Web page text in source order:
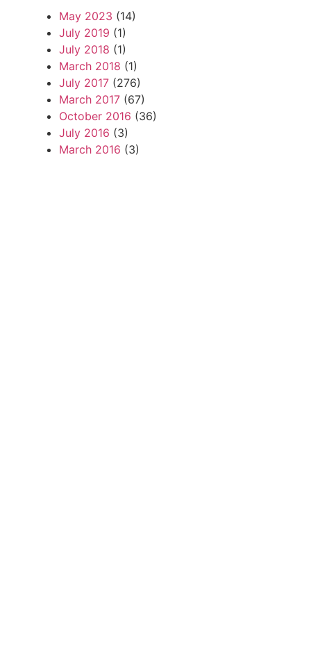
May 2023 (14)
July 2019 (1)
July 2018 (1)
March 2018 (1)
July 2017(276)
March 2017(67)
October 2016 (36)
July 2016 (3)
March 2016 (3)